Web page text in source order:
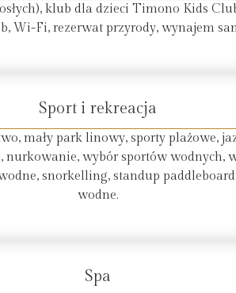
klub dla dzieci Timono Kids
Wi-Fi, rezerwat przyrody, wynajem
Sport i rekreacja
mały park linowy, sporty plażowe,
nurkowanie, wybór sportów wodnych,
snorkelling, standup
wodne.
Spa